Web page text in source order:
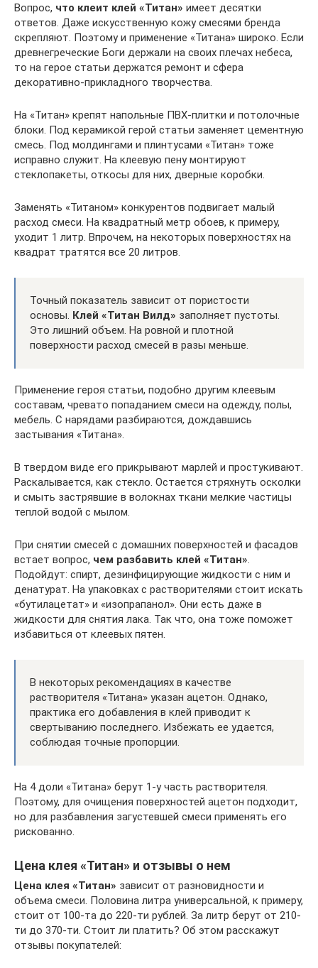
Вопрос, что клеит клей «Титан» имеет десятки
ответов. Даже искусственную кожу смесями бренда
скрепляют. Поэтому и применение «Титана» широко. Если
древнегреческие Боги держали на своих плечах небеса,
то на герое статьи держатся ремонт и сфера
декоративно-прикладного творчества.
На «Титан» крепят напольные ПВХ-плитки и потолочные
блоки. Под керамикой герой статьи заменяет цементную
смесь. Под молдингами и плинтусами «Титан» тоже
исправно служит. На клеевую пену монтируют
стеклопакеты, откосы для них, дверные коробки.
Заменять «Титаном» конкурентов подвигает малый
расход смеси. На квадратный метр обоев, к примеру,
уходит 1 литр. Впрочем, на некоторых поверхностях на
квадрат тратятся все 20 литров.
Точный показатель зависит от пористости
основы. Клей «Титан Вилд» заполняет пустоты.
Это лишний объем. На ровной и плотной
поверхности расход смесей в разы меньше.
Применение героя статьи, подобно другим клеевым
составам, чревато попаданием смеси на одежду, полы,
мебель. С нарядами разбираются, дождавшись
застывания «Титана».
В твердом виде его прикрывают марлей и простукивают.
Раскалывается, как стекло. Остается стряхнуть осколки
и смыть застрявшие в волокнах ткани мелкие частицы
теплой водой с мылом.
При снятии смесей с домашних поверхностей и фасадов
встает вопрос, чем разбавить клей «Титан»
Подойдут: спирт, дезинфицирующие жидкости с ним и
денатурат. На упаковках с растворителями стоит искать
«бутилацетат» и «изопрапанол». Они есть даже в
жидкости для снятия лака. Так что, она тоже поможет
избавиться от клеевых пятен.
В некоторых рекомендациях в качестве
растворителя «Титана» указан ацетон. Однако,
практика его добавления в клей приводит к
свертыванию последнего. Избежать ее удается,
соблюдая точные пропорции.
На 4 доли «Титана» берут 1-у часть растворителя.
Поэтому, для очищения поверхностей ацетон подходит,
но для разбавления загустевшей смеси применять его
рискованно.
Цена клея «Титан» и отзывы о нем
Цена клея «Титан» зависит от разновидности и
объема смеси. Половина литра универсальной, к примеру,
стоит от 100-та до 220-ти рублей. За литр берут от 210-
ти до 370-ти. Стоит ли платить? Об этом расскажут
отзывы покупателей: